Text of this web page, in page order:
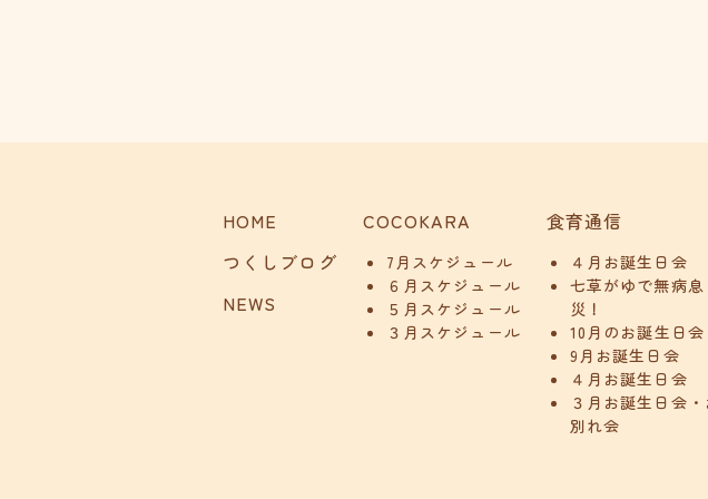
HOME
つくしブログ
NEWS
COCOKARA
7月スケジュール
６月スケジュール
５月スケジュール
３月スケジュール
食育通信
４月お誕生日会
七草がゆで無病息
災！
10月のお誕生日会
9月お誕生日会
４月お誕生日会
３月お誕生日会・
別れ会